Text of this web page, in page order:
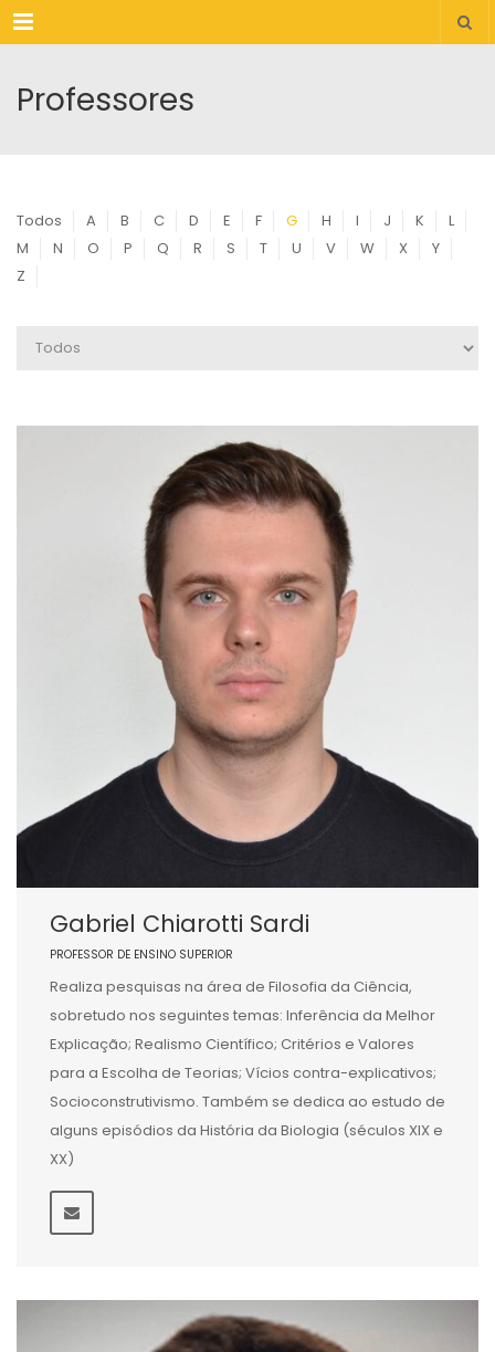
Menu
Professores
Todos A B C D E F G H I J K
L
M
N O P Q R S T U V W X
Y
Z
Gabriel Chiarotti Sardi
PROFESSOR DE ENSINO SUPERIOR
Realiza pesquisas na área de Filosofia da Ciência,
sobretudo nos seguintes temas: Inferência da Melhor
Explicação; Realismo Científico; Critérios e Valores
para a Escolha de Teorias; Vícios contra-explicativos;
Socioconstrutivismo. Também se dedica ao estudo de
alguns episódios da História da Biologia (séculos XIX e
XX)